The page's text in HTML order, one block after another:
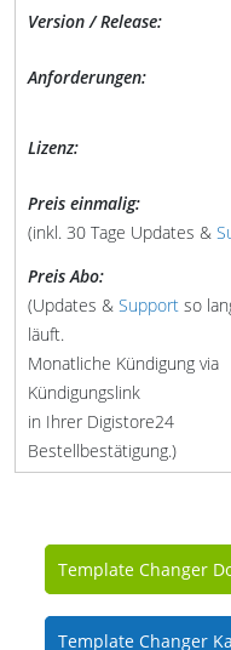
Version / Release:
Anforderungen:
Lizenz:
Preis einmalig:
(inkl. 30 Tage Updates &
Preis Abo:
(Updates & Support so
läuft.
Monatliche Kündigung via
Kündigungslink
in Ihrer Digistore24
Bestellbestätigung.)
Template Changer
Template Changer